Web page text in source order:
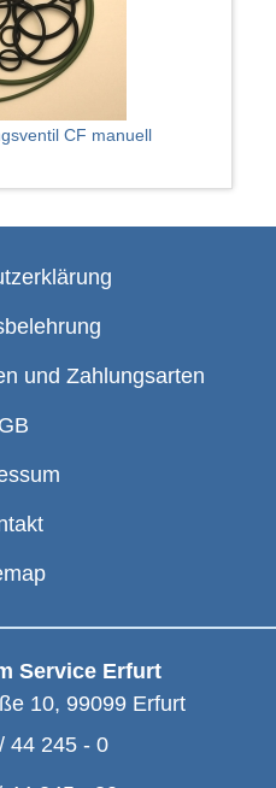
CF manuell
und Zahlungsarten
Service Erfurt
10, 99099 Erfurt
44 245 - 0